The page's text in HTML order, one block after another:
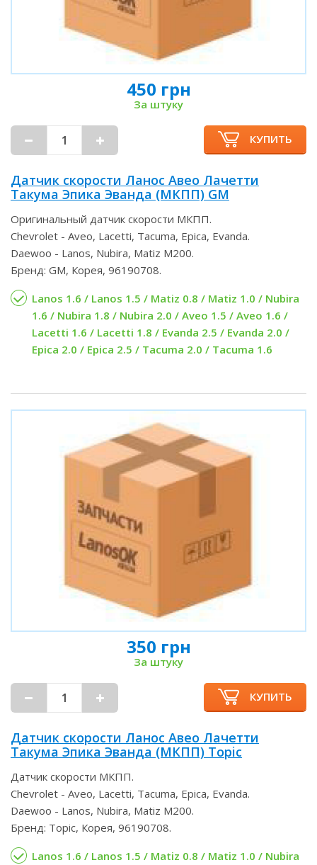
450 грн
За штуку
КУПИТЬ
Датчик скорости Ланос Авео Лачетти
Такума Эпика Эванда (МКПП) GM
Оригинальный датчик скорости МКПП.
Chevrolet - Aveo, Lacetti, Tacuma, Epica, Evanda.
Daewoo - Lanos, Nubira, Matiz M200.
Бренд: GM, Корея, 96190708.
Lanos 1.6 / Lanos 1.5 / Matiz 0.8 / Matiz 1.0 / Nubira
1.6 / Nubira 1.8 / Nubira 2.0 / Aveo 1.5 / Aveo 1.6 /
Lacetti 1.6 / Lacetti 1.8 / Evanda 2.5 / Evanda 2.0 /
Epica 2.0 / Epica 2.5 / Tacuma 2.0 / Tacuma 1.6
350 грн
За штуку
КУПИТЬ
Датчик скорости Ланос Авео Лачетти
Такума Эпика Эванда (МКПП) Topic
Датчик скорости МКПП.
Chevrolet - Aveo, Lacetti, Tacuma, Epica, Evanda.
Daewoo - Lanos, Nubira, Matiz M200.
Бренд: Topic, Корея, 96190708.
Lanos 1.6 / Lanos 1.5 / Matiz 0.8 / Matiz 1.0 / Nubira